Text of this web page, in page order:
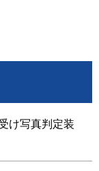
け写真判定装